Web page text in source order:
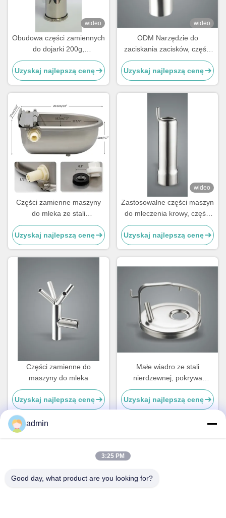
wideo
Obudowa części zamiennych
do dojarki 200g,
niestandardowa, do
kolektora, kubków
strzykowych
Uzyskaj najlepszą cenę
wideo
ODM Narzędzie do
zaciskania zacisków, części
maszyny do mleczenia krów
ze stali nierdzewnej
Uzyskaj najlepszą cenę
Części zamienne maszyny
do mleka ze stali
nierdzewnej
Uzyskaj najlepszą cenę
wideo
Zastosowalne części maszyn
do mleczenia krowy, części
zamienne maszyn do
mleczenia w rodzaju muszli,
kubki do mleka
Uzyskaj najlepszą cenę
Części zamienne do
maszyny do mleka
Uzyskaj najlepszą cenę
Małe wiadro ze stali
nierdzewnej, pokrywa
powietrzna, maszyna do
mleczenia krowy części
zamienne
Uzyskaj najlepszą cenę
Adres
admin
3:25 PM
Good day, what product are you looking for?